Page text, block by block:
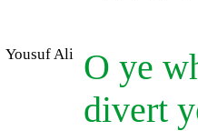
Yousuf Ali
O ye
divert